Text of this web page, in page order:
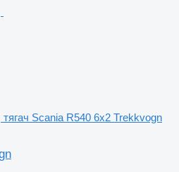
тягач Scania R540 6x2 Trekkvogn